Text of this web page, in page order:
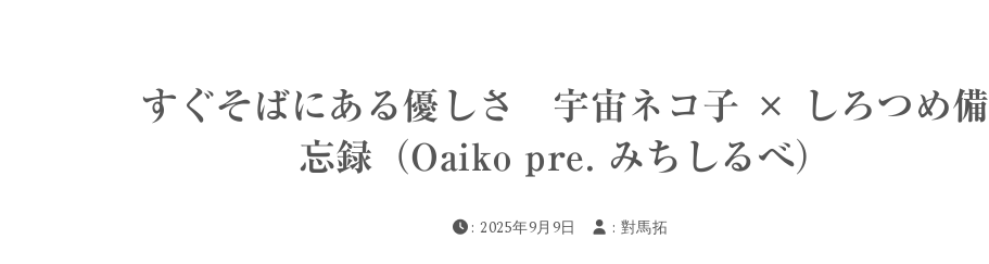
すぐそばにある優しさ 宇宙ネコ子 × しろつめ備
忘録（Oaiko pre. みちしるべ）
: 2025年9月9日 : 對馬拓